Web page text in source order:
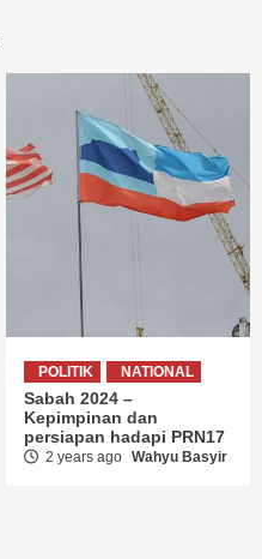
POLITIK NATIONAL
Sabah 2024 –
Kepimpinan dan
persiapan hadapi PRN17
2 years ago Wahyu Basyir